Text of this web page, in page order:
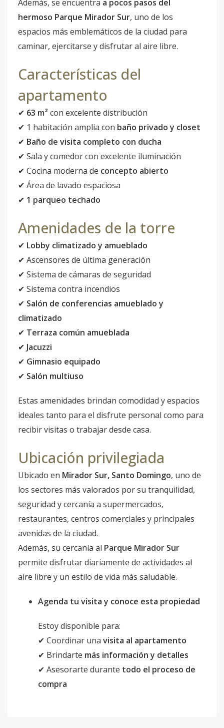
Además, se encuentra a pocos pasos del
hermoso Parque Mirador Sur, uno de los
espacios más emblemáticos de la ciudad para
caminar, ejercitarse y disfrutar al aire libre.
Características del
apartamento
✔ 63 m²con excelente distribución
✔ 1 habitación amplia con baño privado y closet
✔ Baño de visita completo con ducha
✔ Sala y comedor con excelente iluminación
✔ Cocina moderna de concepto abierto
✔ Área de lavado espaciosa
✔ 1 parqueo techado
Amenidades de la torre
✔ Lobby climatizado y amueblado
✔ Ascensores de última generación
✔ Sistema de cámaras de seguridad
✔ Sistema contra incendios
✔ Salón de conferencias amueblado y
climatizado
✔ Terraza común amueblada
✔ Jacuzzi
✔ Gimnasio equipado
✔ Salón multiuso
Estas amenidades brindan comodidad y espacios
ideales tanto para el disfrute personal como para
recibir visitas o trabajar desde casa.
Ubicación privilegiada
Ubicado en Mirador Sur, Santo Domingo, uno de
los sectores más valorados por su tranquilidad,
seguridad y cercanía a supermercados,
restaurantes, centros comerciales y principales
avenidas de la ciudad.
Además, su cercanía al Parque Mirador Sur
permite disfrutar diariamente de actividades al
aire libre y un estilo de vida más saludable.
Agenda tu visita y conoce esta propiedad
Estoy disponible para:
✔ Coordinar una visita al apartamento
✔ Brindarte más información y detalles
✔ Asesorarte durante todo el proceso de
compra